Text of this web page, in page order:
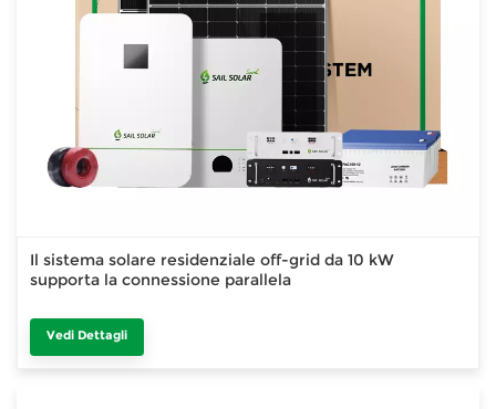
Il sistema solare residenziale off-grid da 10 kW
supporta la connessione parallela
Vedi Dettagli